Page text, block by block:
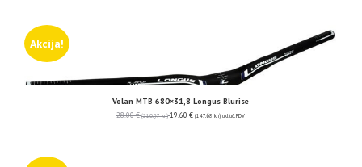
Akcija!
Volan MTB 680×31,8 Longus Blurise
28.00€ (210.97 kn) 19.60 € (147.68 kn) uključ. PDV